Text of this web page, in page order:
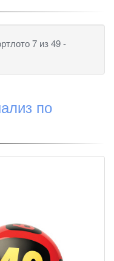
7 из 49 -
по